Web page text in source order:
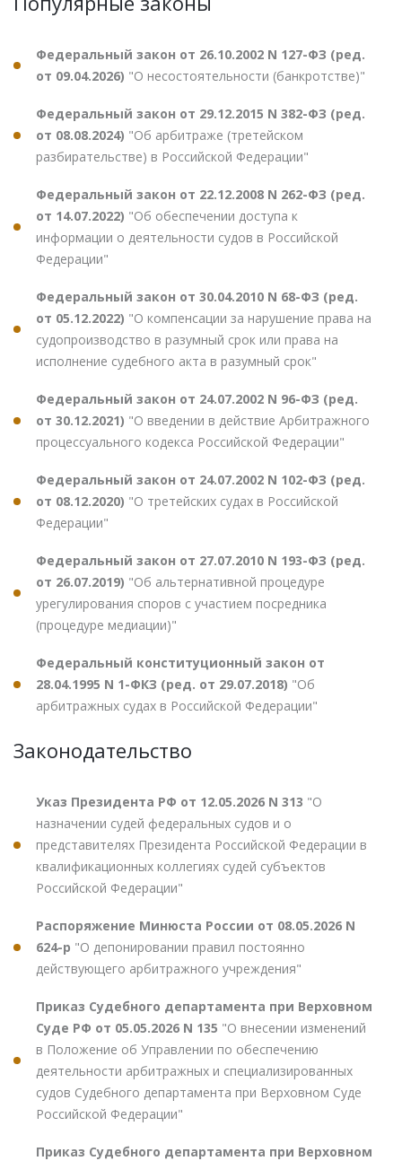
Федеральный закон от 26.10.2002 N 127-ФЗ (ред.
от 09.04.2026) "О несостоятельности (банкротстве)"
Федеральный закон от 29.12.2015 N 382-ФЗ (ред.
от 08.08.2024) "Об арбитраже (третейском
разбирательстве) в Российской Федерации"
Федеральный закон от 22.12.2008 N 262-ФЗ (ред.
от 14.07.2022) "Об обеспечении доступа к
информации о деятельности судов в Российской
Федерации"
Федеральный закон от 30.04.2010 N 68-ФЗ (ред.
от 05.12.2022) "О компенсации за нарушение права на
судопроизводство в разумный срок или права на
исполнение судебного акта в разумный срок"
Федеральный закон от 24.07.2002 N 96-ФЗ (ред.
от 30.12.2021) "О введении в действие Арбитражного
процессуального кодекса Российской Федерации"
Федеральный закон от 24.07.2002 N 102-ФЗ (ред.
от 08.12.2020) "О третейских судах в Российской
Федерации"
Федеральный закон от 27.07.2010 N 193-ФЗ (ред.
от 26.07.2019) "Об альтернативной процедуре
урегулирования споров с участием посредника
(процедуре медиации)"
Федеральный конституционный закон от
28.04.1995 N 1-ФКЗ (ред. от 29.07.2018) "Об
арбитражных судах в Российской Федерации"
Законодательство
Указ Президента РФ от 12.05.2026 N 313 "О
назначении судей федеральных судов и о
представителях Президента Российской Федерации в
квалификационных коллегиях судей субъектов
Российской Федерации"
Распоряжение Минюста России от 08.05.2026 N
624-р "О депонировании правил постоянно
действующего арбитражного учреждения"
Приказ Судебного департамента при Верховном
Суде РФ от 05.05.2026 N 135 "О внесении изменений
в Положение об Управлении по обеспечению
деятельности арбитражных и специализированных
судов Судебного департамента при Верховном Суде
Российской Федерации"
Приказ Судебного департамента при Верховном